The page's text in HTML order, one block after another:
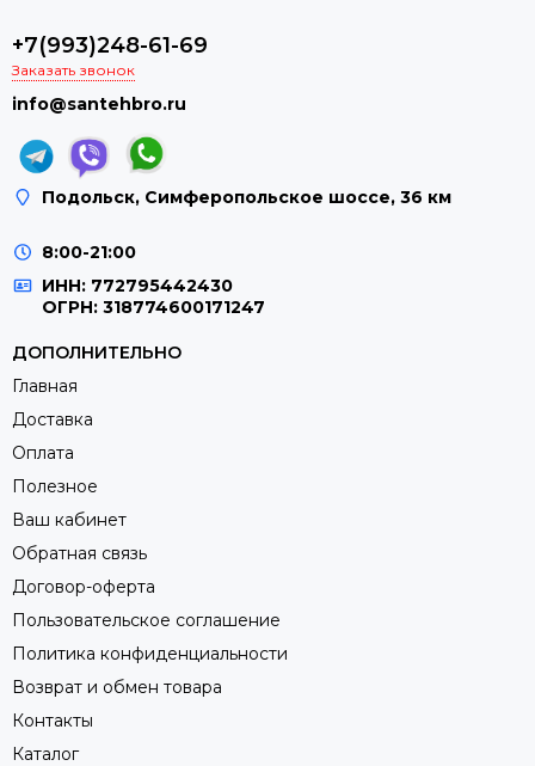
+7(993)248-61-69
Заказать звонок
info@santehbro.ru
Подольск, Симферопольское шоссе, 36 км
8:00-21:00
ИНН: 772795442430
ОГРН: 318774600171247
ДОПОЛНИТЕЛЬНО
Главная
Доставка
Оплата
Полезное
Ваш кабинет
Обратная связь
Договор-оферта
Пользовательское соглашение
Политика конфиденциальности
Возврат и обмен товара
Контакты
Каталог